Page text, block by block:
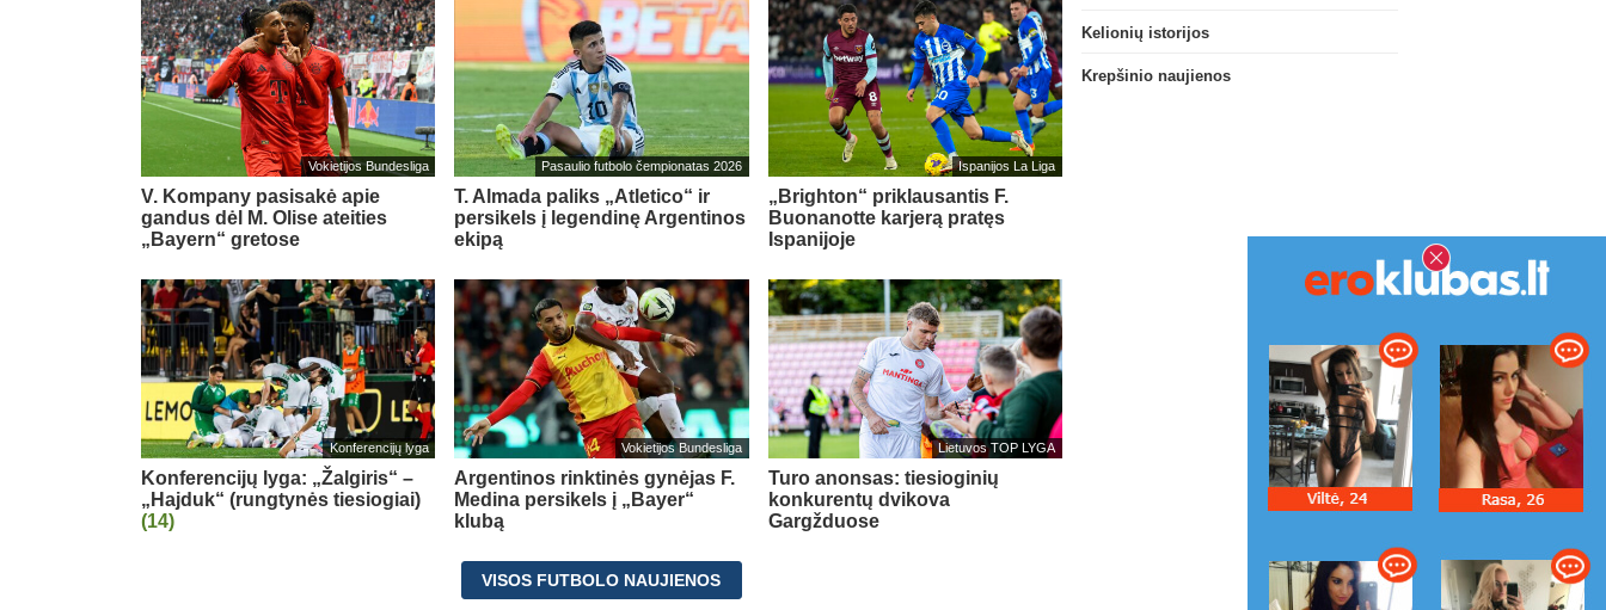
Vokietijos Bundesliga
V. Kompany pasisakė apie
gandus dėl M. Olise ateities
„Bayern“ gretose
Pasaulio futbolo čempionatas 2026
T. Almada paliks „Atletico“ ir
persikels į legendinę Argentinos
ekipą
Ispanijos La Liga
„Brighton“ priklausantis F.
Buonanotte karjerą pratęs
Ispanijoje
Konferencijų lyga
Konferencijų lyga: „Žalgiris“ –
„Hajduk“ (rungtynės tiesiogiai)
(14)
Vokietijos Bundesliga
Argentinos rinktinės gynėjas F.
Medina persikels į „Bayer“
klubą
Lietuvos TOP LYGA
Turo anonsas: tiesioginių
konkurentų dvikova
Gargžduose
VISOS FUTBOLO NAUJIENOS
Kelionių istorijos
Krepšinio naujienos